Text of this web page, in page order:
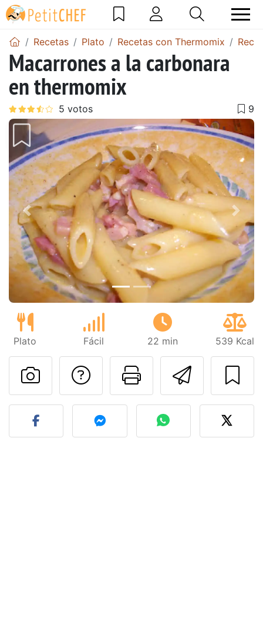
Recetas Plato Recetas con Thermomix
Macarrones a la carbonara
en thermomix
Anterior
Plato Fácil 22 min 539 Kcal
Imprimir
Preguntar al autor
Publicar la foto de esta